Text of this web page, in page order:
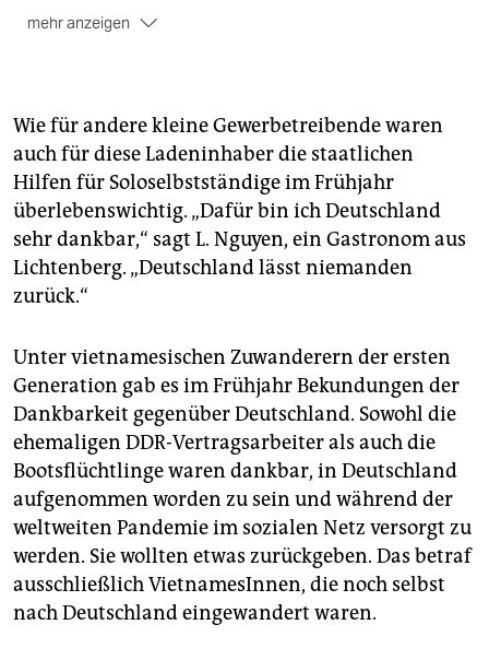
mehr anzeigen
Verständigung am Arbeitsplatz erfolgte mit Hilfe von
Sprachmittlern. Weniger als ein Drittel der 60.000
VertragsarbeiterInnen, die 1990 in der DDR lebten,
konnten bzw. wollten bleiben. Ein Bleiberecht gab es
aber nur, wenn sie ihren Lebensunterhalt selbst
verdienten. Dazu hatten sie nur als selbstständige
Gewerbetreibende eine Chance(siehe Text)
Die Angehörigen der zweiten Genera­tion
VertragsarbeiterInnen sind inzwischen erwachsen und
haben oft eine akademische Ausbildung absolviert.
Die dritte Generation wird gerade geboren.
Nach 1990kamen Asylbewerber und Menschen im
Familiennachzug aus Vietnam nach Berlin, in den
letzten Jahren auch angeworbene Auszubildende,
beispielsweise als AltenpflegerInnen,
KrankenpflegerInnen oder in Handwerksbetrieben.
(mai)
Wie für andere kleine Gewerbetreibende waren
auch für diese Ladeninhaber die staatlichen
Hilfen für Soloselbstständige im Frühjahr
überlebenswichtig. „Dafür bin ich Deutschland
sehr dankbar,“ sagt L. Nguyen, ein Gastronom aus
Lichtenberg. „Deutschland lässt niemanden
zurück.“
Unter vietnamesischen Zuwanderern der ersten
Generation gab es im Frühjahr Bekundungen der
Dankbarkeit gegenüber Deutschland. Sowohl die
ehemaligen DDR-Vertragsarbeiter als auch die
Bootsflüchtlinge waren dankbar, in Deutschland
aufgenommen worden zu sein und während der
weltweiten Pandemie im sozialen Netz versorgt zu
werden. Sie wollten etwas zurückgeben. Das betraf
ausschließlich VietnamesInnen, die noch selbst
nach Deutschland eingewandert waren.